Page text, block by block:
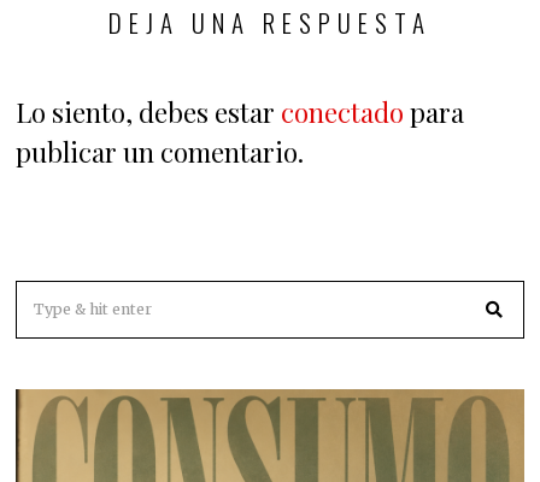
DEJA UNA RESPUESTA
Lo siento, debes estar conectado para
publicar un comentario.